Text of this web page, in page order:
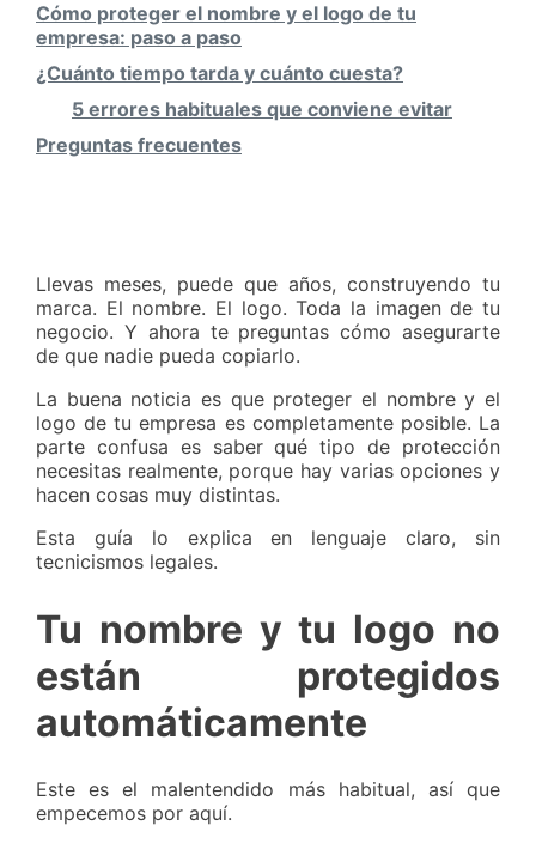
Cómo proteger el nombre y el logo de tu
empresa: paso a paso
¿Cuánto tiempo tarda y cuánto cuesta?
5 errores habituales que conviene evitar
Preguntas frecuentes
Llevas meses, puede que años, construyendo tu
marca. El nombre. El logo. Toda la imagen de tu
negocio. Y ahora te preguntas cómo asegurarte
de que nadie pueda copiarlo.
La buena noticia es que proteger el nombre y el
logo de tu empresa es completamente posible. La
parte confusa es saber qué tipo de protección
necesitas realmente, porque hay varias opciones y
hacen cosas muy distintas.
Esta guía lo explica en lenguaje claro, sin
tecnicismos legales.
Tu nombre y tu logo no
están protegidos
automáticamente
Este es el malentendido más habitual, así que
empecemos por aquí.